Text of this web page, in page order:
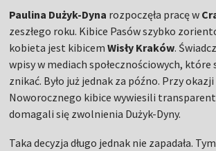
Paulina Dużyk-Dyna rozpoczęła pracę w
zeszłego roku. Kibice Pasów szybko
kobieta jest kibicemWisły Kraków.
wpisy w mediach społecznościowych, które
znikać. Było już jednak za późno. Przy
Noworocznego kibice wywiesili
domagali się zwolnienia Dużyk-Dyny.
Taka decyzja długo jednak nie zapadała.